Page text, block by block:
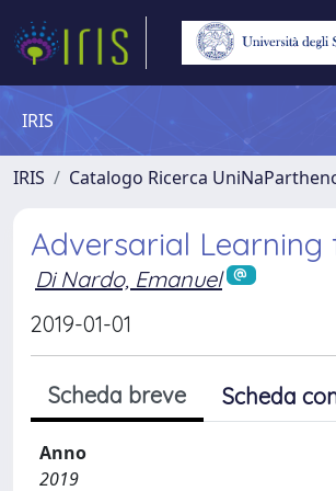
IRIS
IRIS Catalogo Ricerca
Adversarial Learning
Di Nardo, Emanuel
2019-01-01
Scheda breve Scheda
Anno
2019